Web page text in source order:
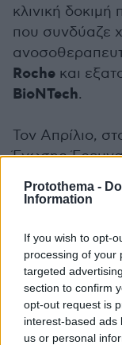
Protothema -
Information
If you wish to opt-
processing of your
targeted
section to confirm
opt-out request is
interest-based ads
us or personal
κλινική
που συνδύαζε
Roche και
BioNTech.
Τον Απρίλιο,
Ένωσης
Μπαλατσάντραν
ασθενείς με
εμβόλιο, οι
έξι χρόνια
παγκόσμια
ασθενείς, η
επιβεβαιώσει